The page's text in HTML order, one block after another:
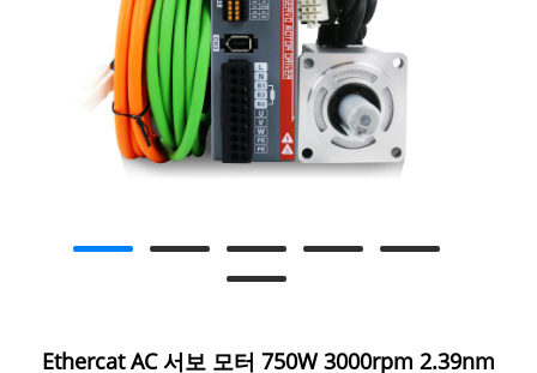
Ethercat AC 서보 모터 750W 3000rpm 2.39nm